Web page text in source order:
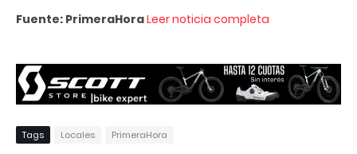
Fuente: PrimeraHoraLeer noticia completa
Tags Locales PrimeraHora